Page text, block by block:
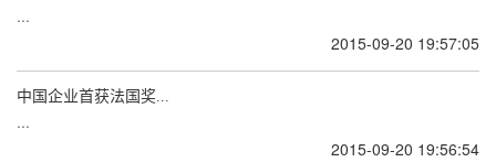
...
2015-09-20 19:57:05
中国企业首获法国奖...
...
2015-09-20 19:56:54